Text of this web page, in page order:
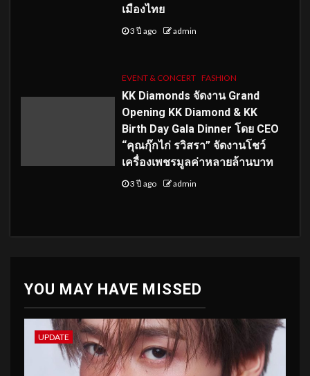
เมืองไทย
3 ปี ago admin
EVENT & CONCERT FASHION
KK Diamonds จัดงาน Grand
Opening KK Diamond & KK
Birth Day Gala Dinner โดย CEO
“คุณกุ๊กไก่ รวิสรา” จัดงานโชว์
เครื่องเพชรมูลค่าหลายล้านบาท
3 ปี ago admin
YOU MAY HAVE MISSED
UPDATE